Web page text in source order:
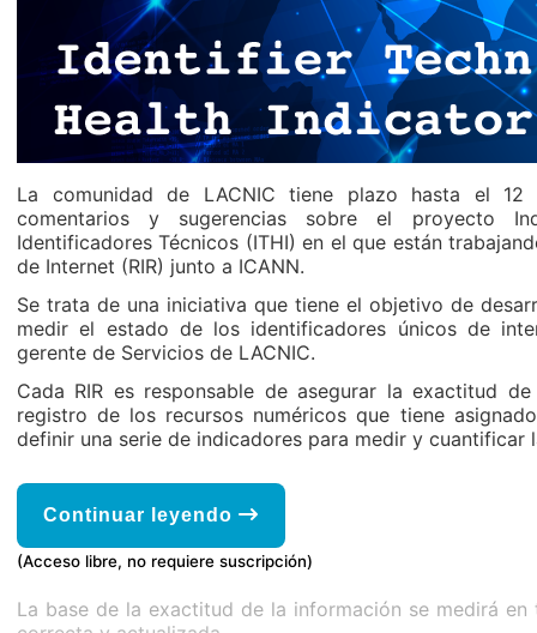
La comunidad de LACNIC tiene plazo hasta el
comentarios y sugerencias sobre el proyecto
Identificadores Técnicos (ITHI) en el que están
de Internet (RIR) junto a ICANN.
Se trata de una iniciativa que tiene el objetivo de
medir el estado de los identificadores únicos de
gerente de Servicios de LACNIC.
Cada RIR es responsable de asegurar la exactitud
registro de los recursos numéricos que tiene
definir una serie de indicadores para medir y cuantificar
Continuar leyendo
(Acceso libre, no requiere suscripción)
La base de la exactitud de la información se medirá en